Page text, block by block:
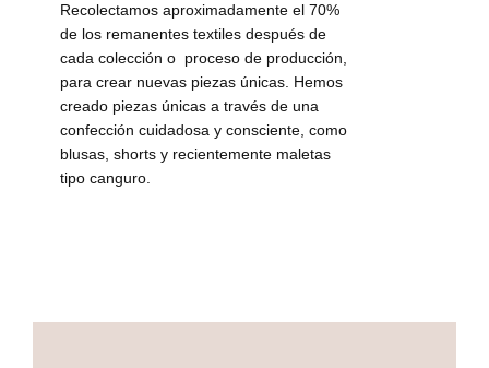
Recolectamos aproximadamente el 70%
de los remanentes textiles después de
cada colección o proceso de producción,
para crear nuevas piezas únicas. Hemos
creado piezas únicas a través de una
confección cuidadosa y consciente, como
blusas, shorts y recientemente maletas
tipo canguro.